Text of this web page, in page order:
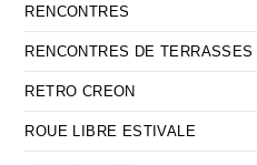
RENCONTRES
RENCONTRES DE TERRASSES
RETRO CREON
ROUE LIBRE ESTIVALE